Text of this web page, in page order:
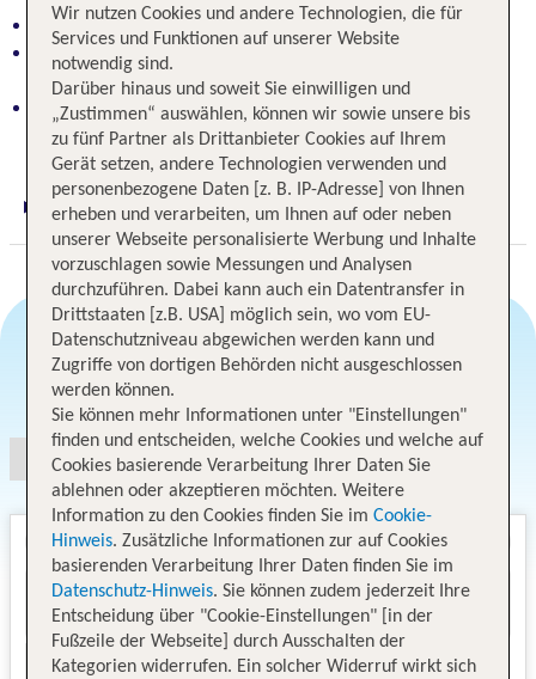
Eleganz und Luxus in perfekter Strandlage
Wellness, Strand und Aktivität vereint im Herzen
von Kolberg
Zugang zu exklusiven Einrichtungen im
Schwesternhotel
Digitaler und telefonischer 24/7 TUI Service
Angebotsauswahl
Wir nutzen Cookies und andere Technologien, die für
Services und Funktionen auf unserer Website
notwendig sind.
Darüber hinaus und soweit Sie einwilligen und
„Zustimmen“ auswählen, können wir sowie unsere bis
zu fünf Partner als Drittanbieter Cookies auf Ihrem
Gerät setzen, andere Technologien verwenden und
personenbezogene Daten [z. B. IP-Adresse] von Ihnen
erheben und verarbeiten, um Ihnen auf oder neben
unserer Webseite personalisierte Werbung und Inhalte
vorzuschlagen sowie Messungen und Analysen
durchzuführen. Dabei kann auch ein Datentransfer in
Drittstaaten [z.B. USA] möglich sein, wo vom EU-
Datenschutzniveau abgewichen werden kann und
Zugriffe von dortigen Behörden nicht ausgeschlossen
werden können.
Sie können mehr Informationen unter "Einstellungen"
finden und entscheiden, welche Cookies und welche auf
Cookies basierende Verarbeitung Ihrer Daten Sie
ablehnen oder akzeptieren möchten. Weitere
Information zu den Cookies finden Sie im Cookie-
Hinweis. Zusätzliche Informationen zur auf Cookies
basierenden Verarbeitung Ihrer Daten finden Sie im
Datenschutz-Hinweis. Sie können zudem jederzeit Ihre
Entscheidung über "Cookie-Einstellungen" [in der
Fußzeile der Webseite] durch Ausschalten der
Kategorien widerrufen. Ein solcher Widerruf wirkt sich